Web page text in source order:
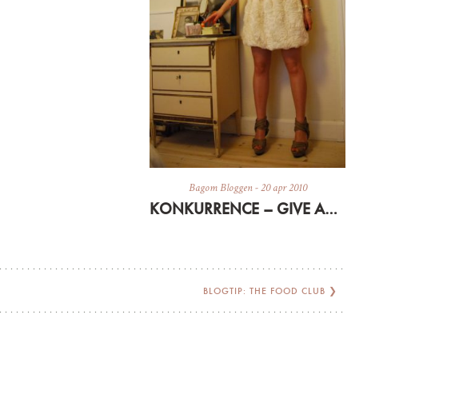
Bagom Bloggen-20 apr 2010
KONKURRENCE – GIVE AWAY
BLOGTIP: THE FOOD CLUB ❯